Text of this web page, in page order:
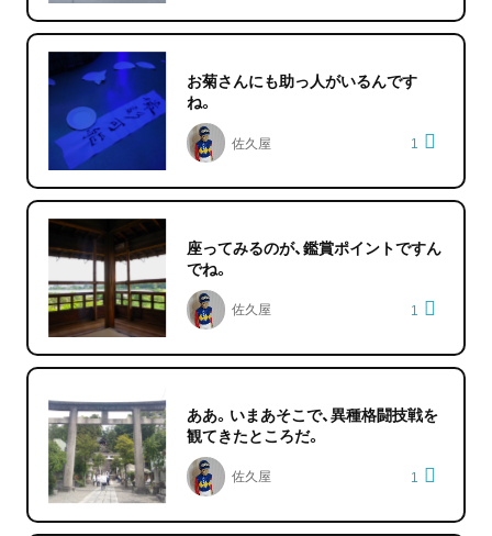
お菊さんにも助っ人がいるんです
ね。
佐久屋 1
座ってみるのが、鑑賞ポイントですん
でね。
佐久屋 1
ああ。いまあそこで、異種格闘技戦を
観てきたところだ。
佐久屋 1